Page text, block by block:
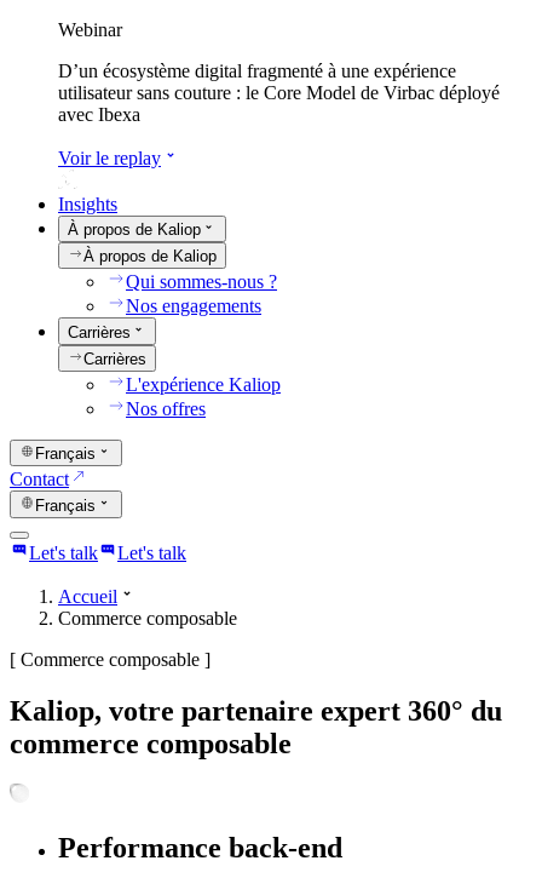
Webinar
D’un écosystème digital fragmenté à une expérience
utilisateur sans couture : le Core Model de Virbac déployé
avec Ibexa
Voir le replay
Insights
À propos de Kaliop
À propos de Kaliop
Qui sommes-nous ?
Nos engagements
Carrières
Carrières
L'expérience Kaliop
Nos offres
Français
Contact
Français
Let's talk Let's talk
Accueil
Commerce composable
[ Commerce composable ]
Kaliop, votre partenaire expert 360° du
commerce composable
Performance back-end